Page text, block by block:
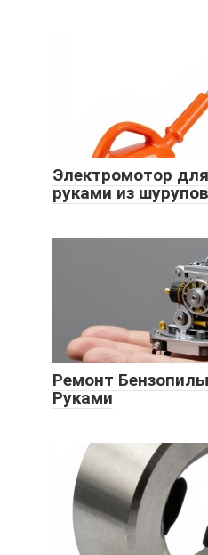
Электромотор
руками из
Ремонт
Руками